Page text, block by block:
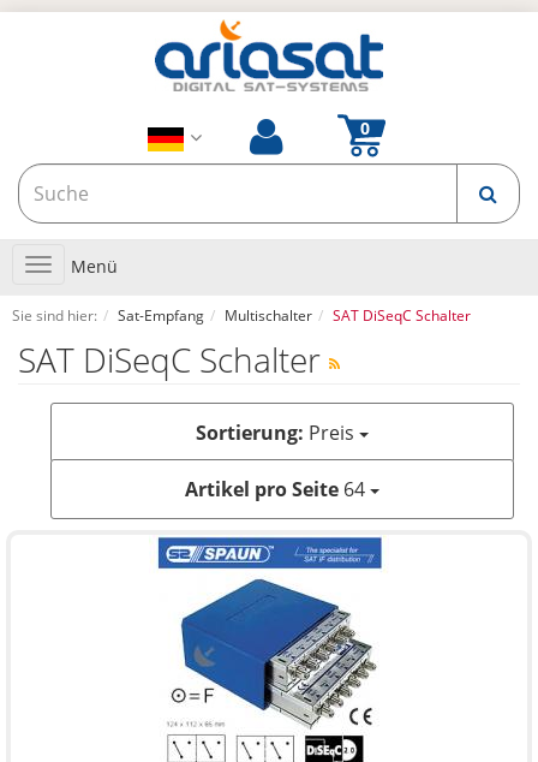
Toggle
navigation
Menü
Sie sind hier: Sat-Empfang Multischalter SAT DiSeqC Schalter
SAT DiSeqC Schalter
Sortierung: Preis
Artikel pro Seite 64